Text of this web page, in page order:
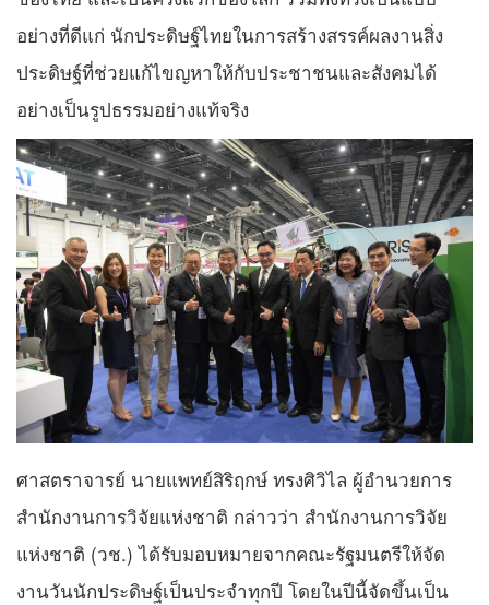
อย่างที่ดีแก่ นักประดิษฐ์ไทยในการสร้างสรรค์ผลงานสิ่ง
ประดิษฐ์ที่ช่วยแก้ไขญหาให้กับประชาชนและสังคมได้
อย่างเป็นรูปธรรมอย่างแท้จริง
ศาสตราจารย์ นายแพทย์สิริฤกษ์ ทรงศิวิไล ผู้อำนวยการ
สำนักงานการวิจัยแห่งชาติ กล่าวว่า สำนักงานการวิจัย
แห่งชาติ (วช.) ได้รับมอบหมายจากคณะรัฐมนตรีให้จัด
งานวันนักประดิษฐ์เป็นประจำทุกปี โดยในปีนี้จัดขึ้นเป็น